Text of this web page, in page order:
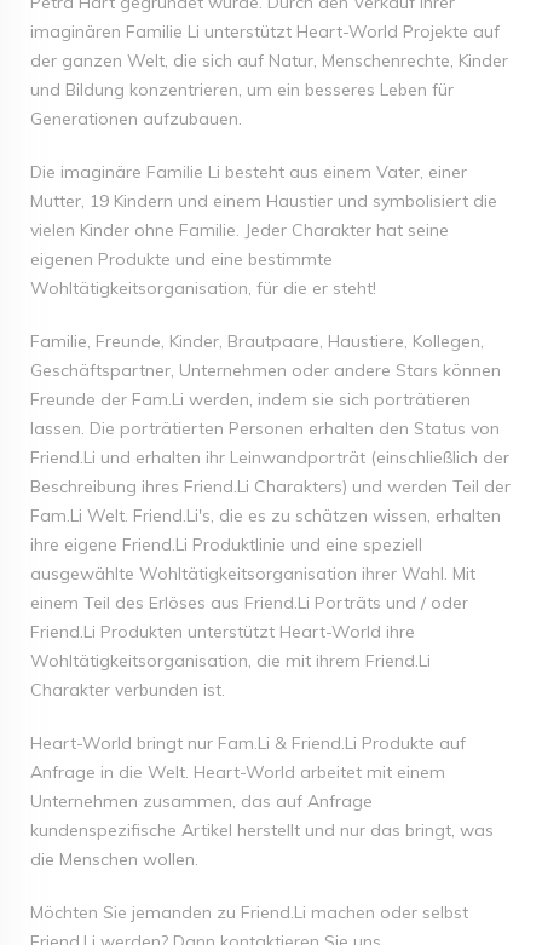
imaginären Familie Li unterstützt Heart-World Projekte auf
der ganzen Welt, die sich auf Natur, Menschenrechte, Kinder
und Bildung konzentrieren, um ein besseres Leben für
Generationen aufzubauen.
Die imaginäre Familie Li besteht aus einem Vater, einer
Mutter, 19 Kindern und einem Haustier und symbolisiert die
vielen Kinder ohne Familie. Jeder Charakter hat seine
eigenen Produkte und eine bestimmte
Wohltätigkeitsorganisation, für die er steht!
Familie, Freunde, Kinder, Brautpaare, Haustiere, Kollegen,
Geschäftspartner, Unternehmen oder andere Stars können
Freunde der Fam.Li werden, indem sie sich porträtieren
lassen. Die porträtierten Personen erhalten den Status von
Friend.Li und erhalten ihr Leinwandporträt (einschließlich der
Beschreibung ihres Friend.Li Charakters) und werden Teil der
Fam.Li Welt. Friend.Li's, die es zu schätzen wissen, erhalten
ihre eigene Friend.Li Produktlinie und eine speziell
ausgewählte Wohltätigkeitsorganisation ihrer Wahl. Mit
einem Teil des Erlöses aus Friend.Li Porträts und / oder
Friend.Li Produkten unterstützt Heart-World ihre
Wohltätigkeitsorganisation, die mit ihrem Friend.Li
Charakter verbunden ist.
Heart-World bringt nur Fam.Li & Friend.Li Produkte auf
Anfrage in die Welt. Heart-World arbeitet mit einem
Unternehmen zusammen, das auf Anfrage
kundenspezifische Artikel herstellt und nur das bringt, was
die Menschen wollen.
Möchten Sie jemanden zu Friend.Li machen oder selbst